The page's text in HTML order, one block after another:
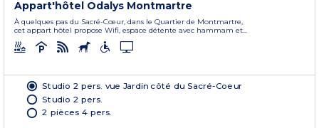
Appart'hôtel Odalys Montmartre
À quelques pas du Sacré-Cœur, dans le Quartier de Montmartre,
cet appart hôtel propose Wifi, espace détente avec hammam et...
Studio 2 pers. vue Jardin côté du Sacré-Coeur
Studio 2 pers.
2 pièces 4 pers.